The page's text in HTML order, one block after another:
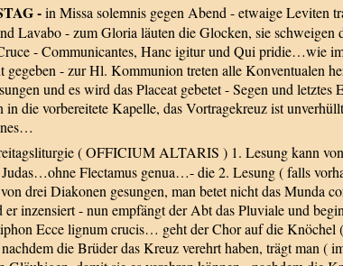
-in Missa solemnis gegen Abend - etwaige Leviten
Lavabo - zum Gloria läuten die Glocken, sie schweigen
- Communicantes, Hanc igitur und Qui pridie…wie
- zur Hl. Kommunion treten alle Konventualen
und es wird das Placeat gebetet - Segen und
die vorbereitete Kapelle, das Vortragekreuz ist
( OFFICIUM ALTARIS ) 1. Lesung kann
Flectamus genua…- die 2. Lesung ( falls
drei Diakonen gesungen, man betet nicht das Munda
inzensiert - nun empfängt der Abt das Pluviale und
Ecce lignum crucis… geht der Chor auf die Knöchel
die Brüder das Kreuz verehrt haben, trägt man (